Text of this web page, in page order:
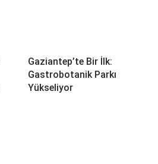
Gaziantep’te Bir İlk:
Gastrobotanik Parkı
Yükseliyor